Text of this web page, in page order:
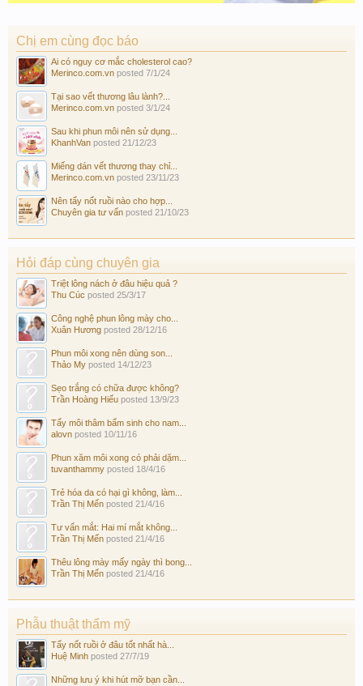
Chị em cùng đọc báo
Ai có nguy cơ mắc cholesterol cao?
Merinco.com.vn posted 7/1/24
Tại sao vết thương lâu lành?...
Merinco.com.vn posted 3/1/24
Sau khi phun môi nên sử dụng...
KhanhVan posted 21/12/23
Miếng dán vết thương thay chỉ...
Merinco.com.vn posted 23/11/23
Nên tẩy nốt ruồi nào cho hợp...
Chuyên gia tư vấn posted 21/10/23
Hỏi đáp cùng chuyên gia
Triệt lông nách ở đâu hiệu quả ?
Thu Cúc posted 25/3/17
Công nghệ phun lông mày cho...
Xuân Hương posted 28/12/16
Phun môi xong nên dùng son...
Thảo My posted 14/12/23
Sẹo trắng có chữa được không?
Trần Hoàng Hiếu posted 13/9/23
Tẩy môi thâm bẩm sinh cho nam...
alovn posted 10/11/16
Phun xăm môi xong có phải dặm...
tuvanthammy posted 18/4/16
Trẻ hóa da có hại gì không, làm...
Trần Thị Mến posted 21/4/16
Tư vấn mắt: Hai mí mắt không...
Trần Thị Mến posted 21/4/16
Thêu lông mày mấy ngày thì bong...
Trần Thị Mến posted 21/4/16
Phẫu thuật thẩm mỹ
Tẩy nốt ruồi ở đâu tốt nhất hà...
Huệ Minh posted 27/7/19
Những lưu ý khi hút mỡ bạn cần...